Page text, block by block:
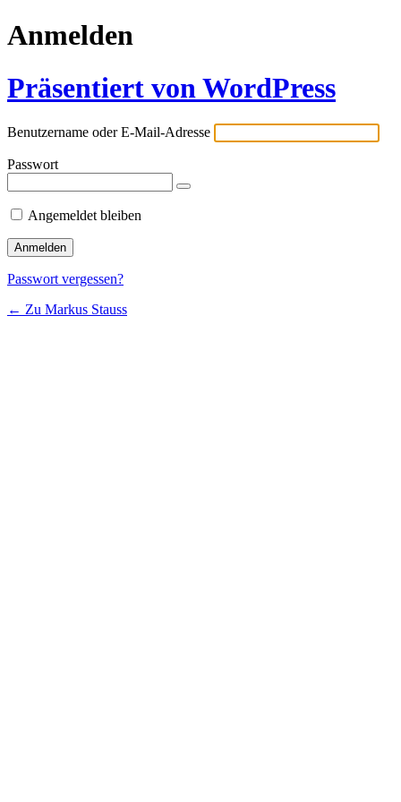
Anmelden
Präsentiert von WordPress
Benutzername oder E-Mail-Adresse
Passwort
Angemeldet bleiben
Passwort vergessen?
← Zu Markus Stauss